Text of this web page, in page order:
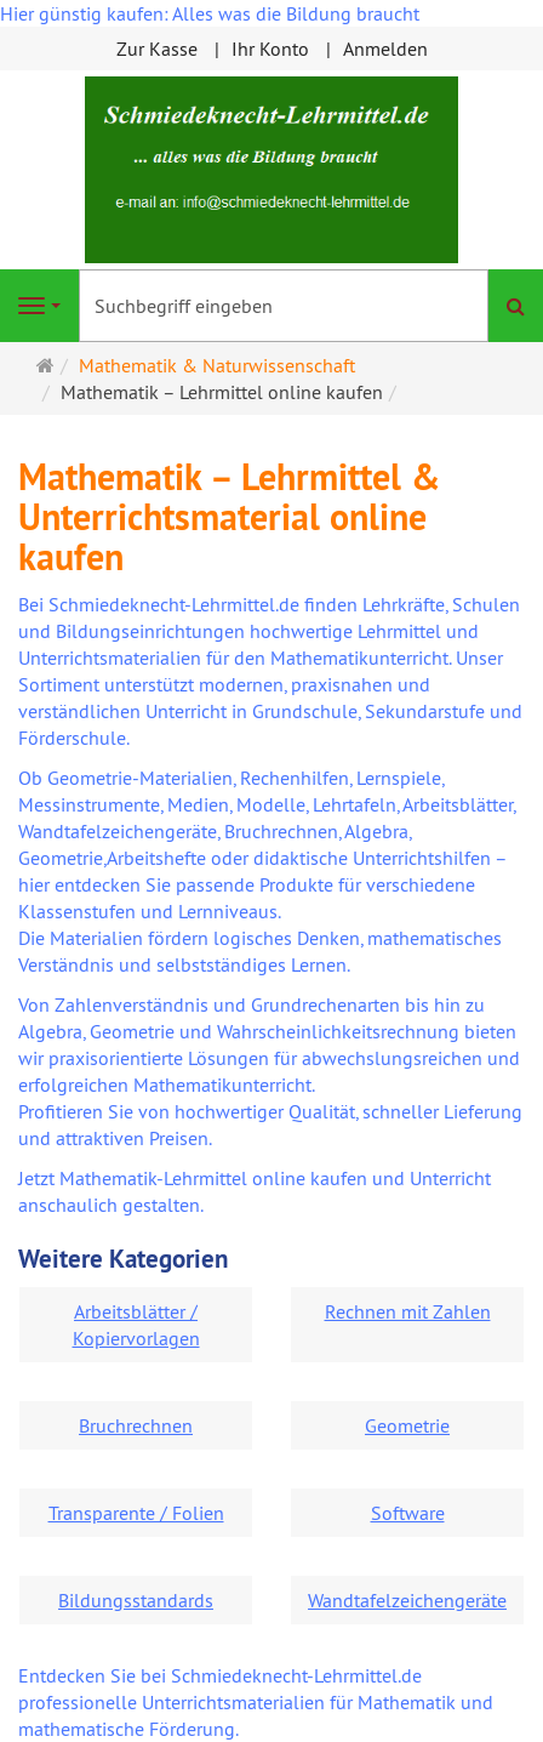
Hier günstig kaufen: Alles was die Bildung braucht
Zur Kasse
Ihr Konto Anmelden
Navigation
Startseite
Mathematik & Naturwissenschaft
Mathematik – Lehrmittel online kaufen
Mathematik – Lehrmittel &
Unterrichtsmaterial online
kaufen
Bei Schmiedeknecht-Lehrmittel.de finden Lehrkräfte, Schulen
und Bildungseinrichtungen hochwertige Lehrmittel und
Unterrichtsmaterialien für den Mathematikunterricht. Unser
Sortiment unterstützt modernen, praxisnahen und
verständlichen Unterricht in Grundschule, Sekundarstufe und
Förderschule.
Ob Geometrie-Materialien, Rechenhilfen, Lernspiele,
Messinstrumente, Medien, Modelle, Lehrtafeln, Arbeitsblätter,
Wandtafelzeichengeräte, Bruchrechnen, Algebra,
Geometrie,Arbeitshefte oder didaktische Unterrichtshilfen –
hier entdecken Sie passende Produkte für verschiedene
Klassenstufen und Lernniveaus.
Die Materialien fördern logisches Denken, mathematisches
Verständnis und selbstständiges Lernen.
Von Zahlenverständnis und Grundrechenarten bis hin zu
Algebra, Geometrie und Wahrscheinlichkeitsrechnung bieten
wir praxisorientierte Lösungen für abwechslungsreichen und
erfolgreichen Mathematikunterricht.
Profitieren Sie von hochwertiger Qualität, schneller Lieferung
und attraktiven Preisen.
Jetzt Mathematik-Lehrmittel online kaufen und Unterricht
anschaulich gestalten.
Weitere Kategorien
Arbeitsblätter /
Kopiervorlagen
Rechnen mit Zahlen
Bruchrechnen Geometrie
Transparente / Folien Software
Bildungsstandards Wandtafelzeichengeräte
Entdecken Sie bei Schmiedeknecht-Lehrmittel.de
professionelle Unterrichtsmaterialien für Mathematik und
mathematische Förderung.